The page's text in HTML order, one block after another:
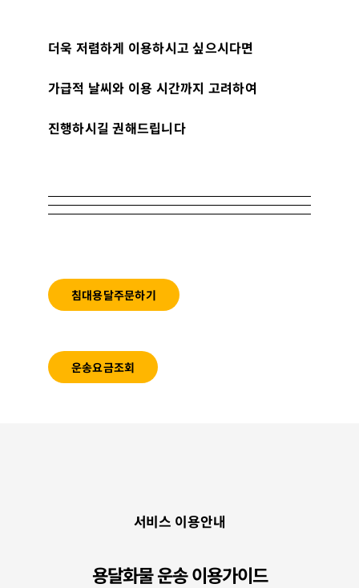
더욱 저렴하게 이용하시고 싶으시다면
가급적 날씨와 이용 시간까지 고려하여
진행하시길 권해드립니다
침대용달주문하기
운송요금조회
서비스 이용안내
용달화물 운송 이용가이드